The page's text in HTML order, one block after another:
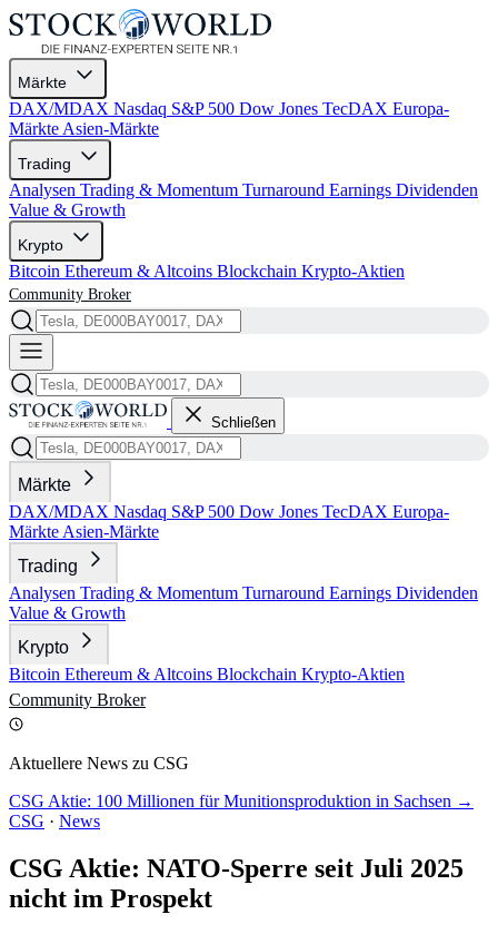
Märkte
DAX/MDAX Nasdaq S&P 500 Dow Jones TecDAX Europa-
Märkte Asien-Märkte
Trading
Analysen Trading & Momentum Turnaround Earnings Dividenden
Value & Growth
Krypto
Bitcoin Ethereum & Altcoins Blockchain Krypto-Aktien
Community Broker
Schließen
Märkte
DAX/MDAX Nasdaq S&P 500 Dow Jones TecDAX Europa-
Märkte Asien-Märkte
Trading
Analysen Trading & Momentum Turnaround Earnings Dividenden
Value & Growth
Krypto
Bitcoin Ethereum & Altcoins Blockchain Krypto-Aktien
Community Broker
Aktuellere News zu CSG
CSG Aktie: 100 Millionen für Munitionsproduktion in Sachsen →
CSG · News
CSG Aktie: NATO-Sperre seit Juli 2025
nicht im Prospekt